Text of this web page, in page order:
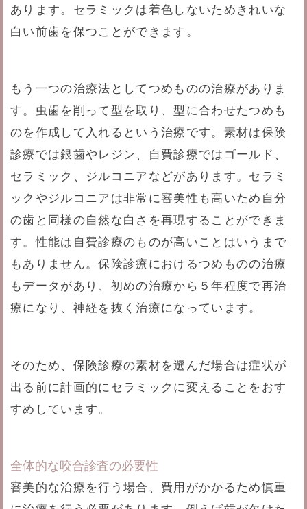
あります。セラミックは着色しないためきれいな
白い前歯を保つことができます。
もう一つの治療法としてつめものの治療がありま
す。虫歯を削って型を取り、型に合わせたつめも
のを作成して入れるという治療です。素材は保険
診療では銀歯やレジン、自費診療ではゴールド、
セラミック、ジルコニアなどがあります。セラミ
ックやジルコニアは非常に審美性も高いため自分
の歯と同様の自然な白さを再現することができま
す。性能は自費診療のものが高いことはいうまで
もありません。保険診療におけるつめものの治療
もデータがあり、初めの治療から５年程度で再治
療になり、神経を抜く治療になっています。
そのため、保険診療の素材を選んだ場合は症状が
出る前に計画的にセラミックに変えることをおす
すめしています。
全体的な咬合診査の必要性
審美的な治療を行う場合、費用がかかるため慎重